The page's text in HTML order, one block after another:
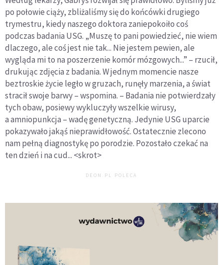
po połowie ciąży, zbliżaliśmy się do końcówki drugiego
trymestru, kiedy naszego doktora zaniepokoiło coś
podczas badania USG. „Muszę to pani powiedzieć, nie wiem
dlaczego, ale coś jest nie tak... Nie jestem pewien, ale
wygląda mi to na poszerzenie komór mózgowych...” – rzucił,
drukując zdjęcia z badania. W jednym momencie nasze
beztroskie życie legło w gruzach, runęły marzenia, a świat
stracił swoje barwy – wspomina. – Badania nie potwierdzały
tych obaw, posiewy wykluczyły wszelkie wirusy,
a amniopunkcja – wadę genetyczną. Jedynie USG uparcie
pokazywało jakąś nieprawidłowość. Ostatecznie zlecono
nam pełną diagnostykę po porodzie. Pozostało czekać na
ten dzień i na cud... <skrot>
DEON.PL POLECA